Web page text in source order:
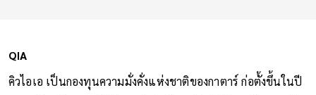
QIA
คิวไอเอ เป็นกองทุนความมั่งคั่งแห่งชาติของกาตาร์ ก่อตั้งขึ้นในปี